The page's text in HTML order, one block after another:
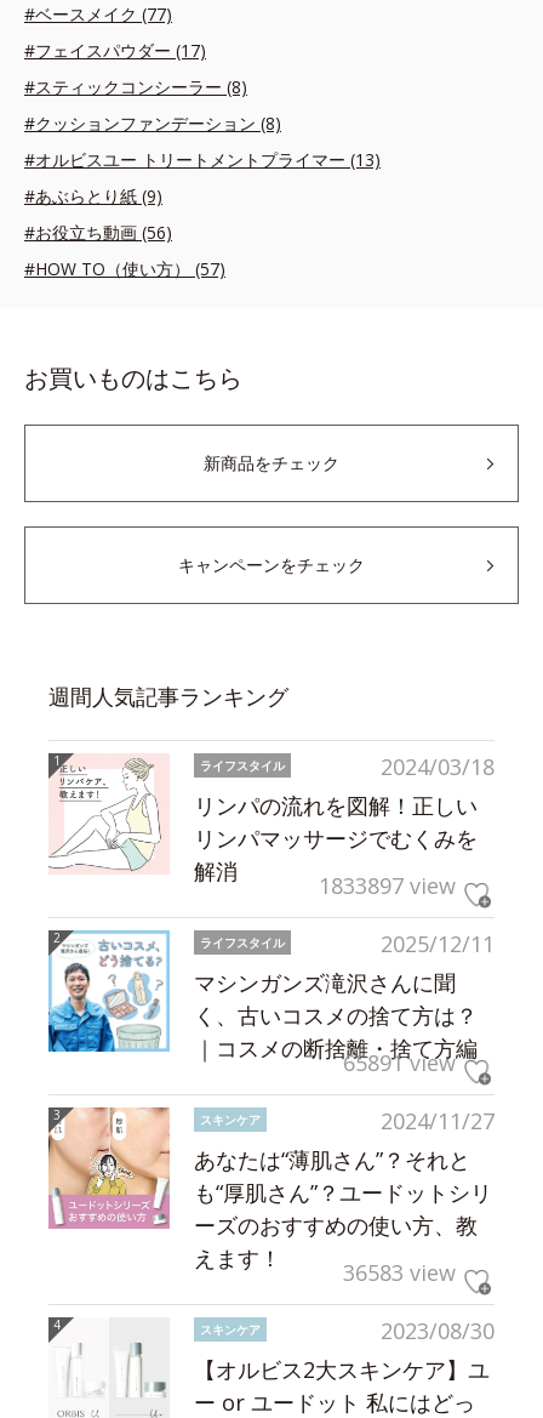
#ベースメイク (77)
#フェイスパウダー (17)
#スティックコンシーラー (8)
#クッションファンデーション (8)
#オルビスユー トリートメントプライマー (13)
#あぶらとり紙 (9)
#お役立ち動画 (56)
#HOW TO（使い方） (57)
お買いものはこちら
新商品をチェック
キャンペーンをチェック
週間人気記事ランキング
2024/03/18
ライフスタイル
リンパの流れを図解！正しい
リンパマッサージでむくみを
解消
1833897 view
2025/12/11
ライフスタイル
マシンガンズ滝沢さんに聞
く、古いコスメの捨て方は？
｜コスメの断捨離・捨て方編
65891 view
2024/11/27
スキンケア
あなたは“薄肌さん”？それと
も“厚肌さん”？ユードットシリ
ーズのおすすめの使い方、教
えます！
36583 view
2023/08/30
スキンケア
【オルビス2大スキンケア】ユ
ー or ユードット 私にはどっ